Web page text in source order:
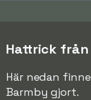
Hattrick från
Här nedan
Barmby gjort.